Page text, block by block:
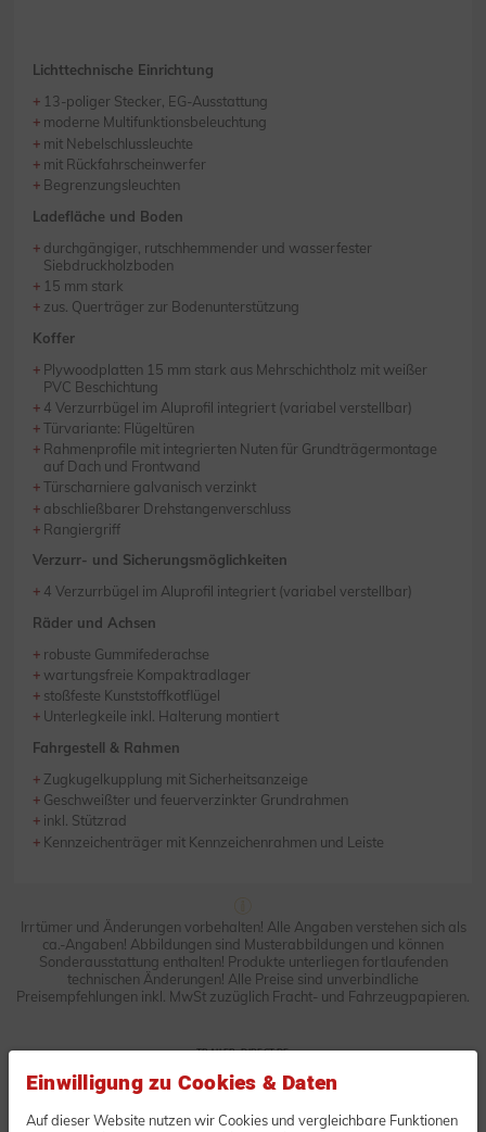
Lichttechnische Einrichtung
13-poliger Stecker, EG-Ausstattung
moderne Multifunktionsbeleuchtung
mit Nebelschlussleuchte
mit Rückfahrscheinwerfer
Begrenzungsleuchten
Ladefläche und Boden
durchgängiger, rutschhemmender und wasserfester
Siebdruckholzboden
15 mm stark
zus. Querträger zur Bodenunterstützung
Koffer
Plywoodplatten 15 mm stark aus Mehrschichtholz mit weißer
PVC Beschichtung
4 Verzurrbügel im Aluprofil integriert (variabel verstellbar)
Türvariante: Flügeltüren
Rahmenprofile mit integrierten Nuten für Grundträgermontage
auf Dach und Frontwand
Türscharniere galvanisch verzinkt
abschließbarer Drehstangenverschluss
Rangiergriff
Verzurr- und Sicherungsmöglichkeiten
4 Verzurrbügel im Aluprofil integriert (variabel verstellbar)
Räder und Achsen
robuste Gummifederachse
wartungsfreie Kompaktradlager
stoßfeste Kunststoffkotflügel
Unterlegkeile inkl. Halterung montiert
Fahrgestell & Rahmen
Zugkugelkupplung mit Sicherheitsanzeige
Geschweißter und feuerverzinkter Grundrahmen
inkl. Stützrad
Kennzeichenträger mit Kennzeichenrahmen und Leiste
Irrtümer und Änderungen vorbehalten! Alle Angaben verstehen sich als
ca.-Angaben! Abbildungen sind Musterabbildungen und können
Sonderausstattung enthalten! Produkte unterliegen fortlaufenden
technischen Änderungen! Alle Preise sind unverbindliche
Preisempfehlungen inkl. MwSt zuzüglich Fracht- und Fahrzeugpapieren.
TRAILER-DIRECT.DE
Unverbindliche Anfrage oder
Bestellung
Einwilligung zu Cookies & Daten
Auf dieser Website nutzen wir Cookies und vergleichbare Funktionen